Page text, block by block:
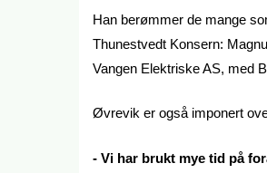
Han berømmer de mange
Thunestvedt Konsern:
Vangen Elektriske AS, med
Øvrevik er også imponert
- Vi har brukt mye tid på